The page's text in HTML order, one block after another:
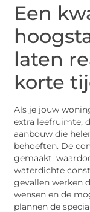
Een
laten
korte
Als je jouw
extra leefruimte,
aanbouw die
behoeften. De
gemaakt,
waterdichte
gevallen werken
wensen en de
plannen de